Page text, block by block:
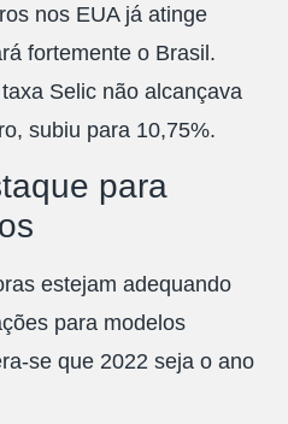
nos EUA já atinge
fortemente o Brasil.
Selic não alcançava
subiu para 10,75%.
para
estejam adequando
para modelos
se que 2022 seja o ano